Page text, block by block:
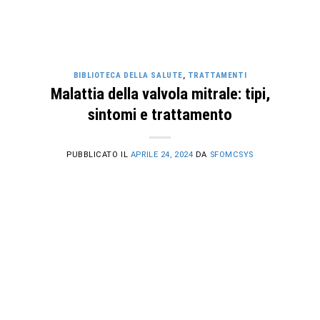
BIBLIOTECA DELLA SALUTE, TRATTAMENTI
Malattia della valvola mitrale: tipi,
sintomi e trattamento
PUBBLICATO IL APRILE 24, 2024 DA SFOMCSYS